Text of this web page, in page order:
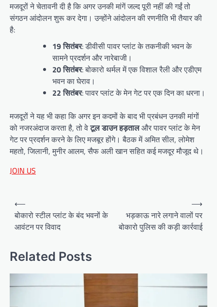
मजदूरों ने चेतावनी दी है कि अगर उनकी मांगें जल्द पूरी नहीं की गईं तो
संगठन आंदोलन शुरू कर देगा। उन्होंने आंदोलन की रणनीति भी तैयार की
है:
19 सितंबर: डीवीसी पावर प्लांट के तकनीकी भवन के
सामने प्रदर्शन और नारेबाजी।
20 सितंबर: बोकारो थर्मल में एक विशाल रैली और एडीएम
भवन का घेराव।
22 सितंबर: पावर प्लांट के मेन गेट पर एक दिन का धरना।
मजदूरों ने यह भी कहा कि अगर इन कदमों के बाद भी प्रबंधन उनकी मांगों
को नजरअंदाज करता है, तो वेटूल डाउन हड़तालऔर पावर प्लांट के मेन
गेट पर प्रदर्शन करने के लिए मजबूर होंगे। बैठक में अमित सील, लोमेश
महतो, जिलानी, मुनीर आलम, सैफ अली खान सहित कई मजदूर मौजूद थे।
JOIN US
Post
navigation
⟵
बोकारो स्टील प्लांट के बंद भवनों के
आवंटन पर विवाद
भड़काऊ नारे लगाने वालों पर
बोकारो पुलिस की कड़ी कार्रवाई
⟶
Related Posts